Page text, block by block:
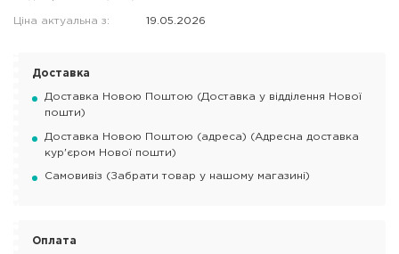
Ціна актуальна з: 19.05.2026
Доставка
Доставка Новою Поштою (Доставка у відділення Нової
пошти)
Доставка Новою Поштою (адреса) (Адресна доставка
кур'єром Нової пошти)
Самовивіз (Забрати товар у нашому магазині)
Оплата